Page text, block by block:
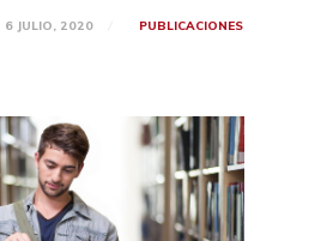
6 JULIO, 2020 PUBLICACIONES